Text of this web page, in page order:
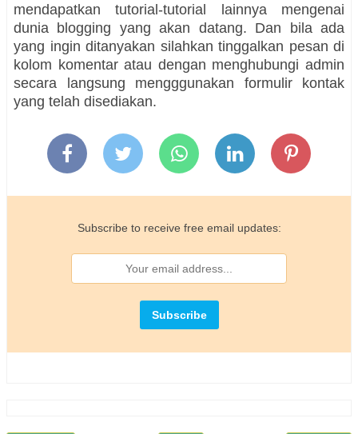
mendapatkan tutorial-tutorial lainnya mengenai
dunia blogging yang akan datang. Dan bila ada
yang ingin ditanyakan silahkan tinggalkan pesan di
kolom komentar atau dengan menghubungi admin
secara langsung mengggunakan formulir kontak
yang telah disediakan.
Subscribe to receive free email updates: